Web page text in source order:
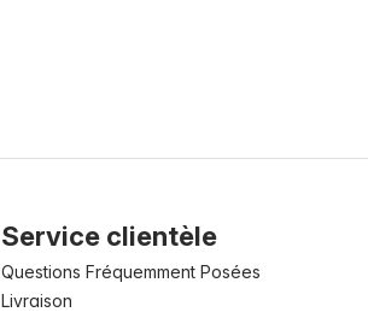
Service clientèle
Questions Fréquemment Posées
Livraison